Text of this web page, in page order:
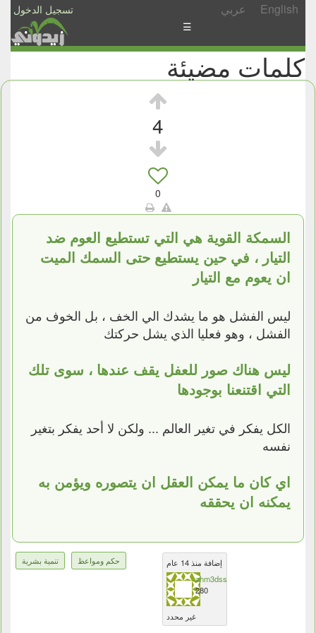
تسجيل الدخول عربي English
الأخبار
الأسئلة
☰
كلمات مضيئة
4
0
السمكة القوية هي التي تستطيع العوم ضد
التيار ، في حين يستطيع حتى السمك الميت
ان يعوم مع التيار
ليس الفشل هو ما يشدك الي الخف ، بل الخوف من
الفشل ، وهو فعليا الذي يشل حركتك
ليس هناك صور للعفل يقف عندها ، سوى تلك
التي اقتنعنا بوجودها
الكل يفكر في تغير العالم ... ولكن لا أحد يفكر بتغير
نفسه
اي كان ما يمكن العقل ان يتصوره ويؤمن به
يمكنه ان يحققه
حكم ومواعظ تنمية بشرية
إضافة منذ 14 عام
ahm3dss
280
غير محدد